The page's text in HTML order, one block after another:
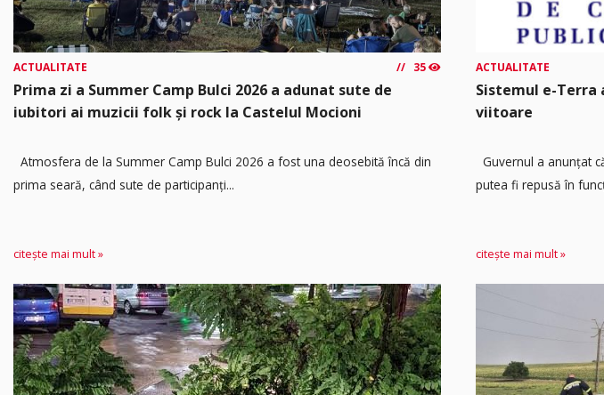
ACTUALITATE 35
Prima zi a Summer Camp Bulci 2026 a adunat sute de
iubitori ai muzicii folk și rock la Castelul Mocioni
Atmosfera de la Summer Camp Bulci 2026 a fost una deosebită încă din
prima seară, când sute de participanți...
citește mai mult »
ACTUALITATE
Sistemul e-Terra
viitoare
Guvernul a anunțat
putea fi repusă în
citește mai mult »